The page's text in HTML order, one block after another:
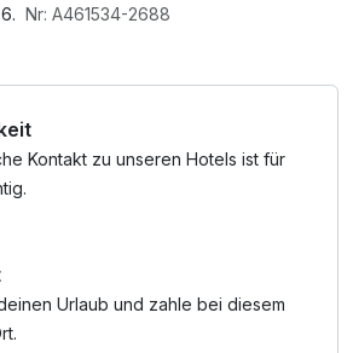
des Heimatmuseums in
halten wir selbstverständlich
Ihrem Aufenthalt in unserem
einen ereignisreichen Tag Revue
dass unser Restaurant am Sonntag
Ihnen zu diesem Abendessen eine
***
Saunabenutzung, Nutzung des
Nr: A461534-2688
Kontakt zu unseren Hotels ist für
Urlaub und zahle bei diesem